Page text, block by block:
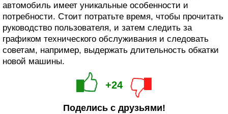
автомобиль имеет уникальные особенности и
потребности. Стоит потратьте время, чтобы прочитать
руководство пользователя, и затем следить за
графиком технического обслуживания и следовать
советам, например, выдержать длительность обкатки
новой машины.
+24
Поделись с друзьями!